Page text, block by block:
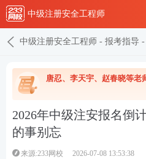
中级注册安全工程师
中级注册安全工程师 - 报考指导 -
唐忍、李天宇、赵春晓等老
2026年中级注安报名倒
的事别忘
来源:233网校 2026-07-08 13:53:38